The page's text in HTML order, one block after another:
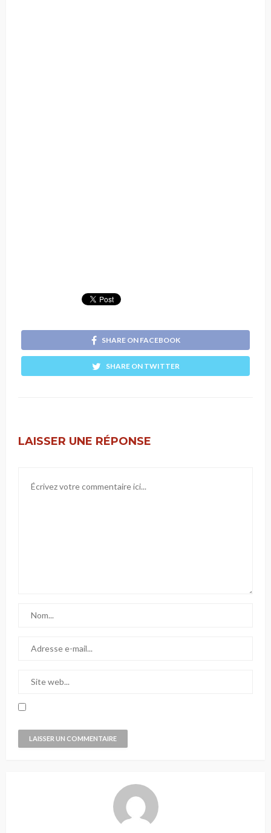
SHARE ON FACEBOOK
SHARE ON TWITTER
LAISSER UNE RÉPONSE